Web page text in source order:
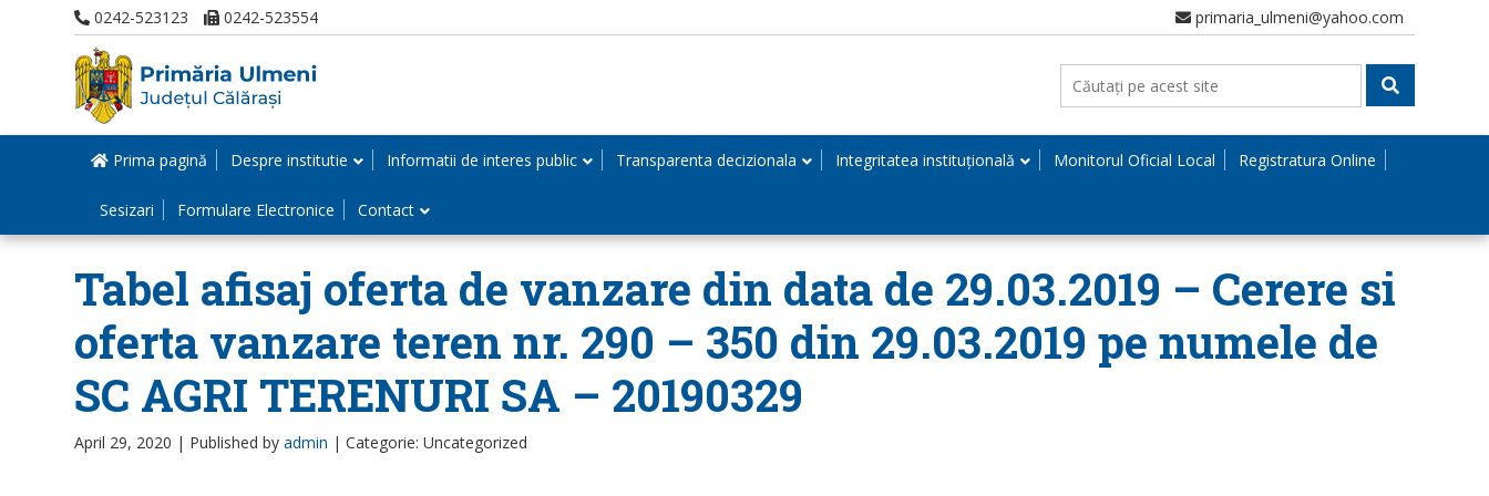
0242-523123 0242-523554 primaria_ulmeni@yahoo.com
Prima pagină Despre institutie Informatii de interes public Transparenta decizionala Integritatea instituțională Monitorul Oficial Local Registratura Online
Sesizari Formulare Electronice Contact
Tabel afisaj oferta de vanzare din data de 29.03.2019 – Cerere si
oferta vanzare teren nr. 290 – 350 din 29.03.2019 pe numele de
SC AGRI TERENURI SA – 20190329
April 29, 2020 | Published by admin | Categorie: Uncategorized